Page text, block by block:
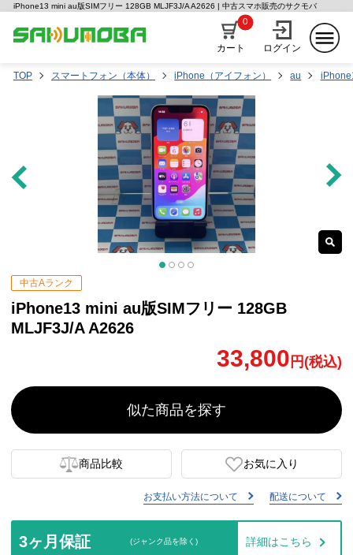
iPhone13 mini au版SIMフリー 128GB MLJF3J/A A2626 | 中古スマホ販売のサクモバ
カート
0
ログイン
TOP スマートフォン（本体） iPhone（アイフォン） au
中古Aランク
iPhone13 mini au版SIMフリー 128GB
MLJF3J/A A2626
33,800 円(税込)
似た商品を探す
商品比較 お気に入り
お支払い方法について 配送について
3ヶ月保証 (ジャンク品を除く) 詳細はこちら